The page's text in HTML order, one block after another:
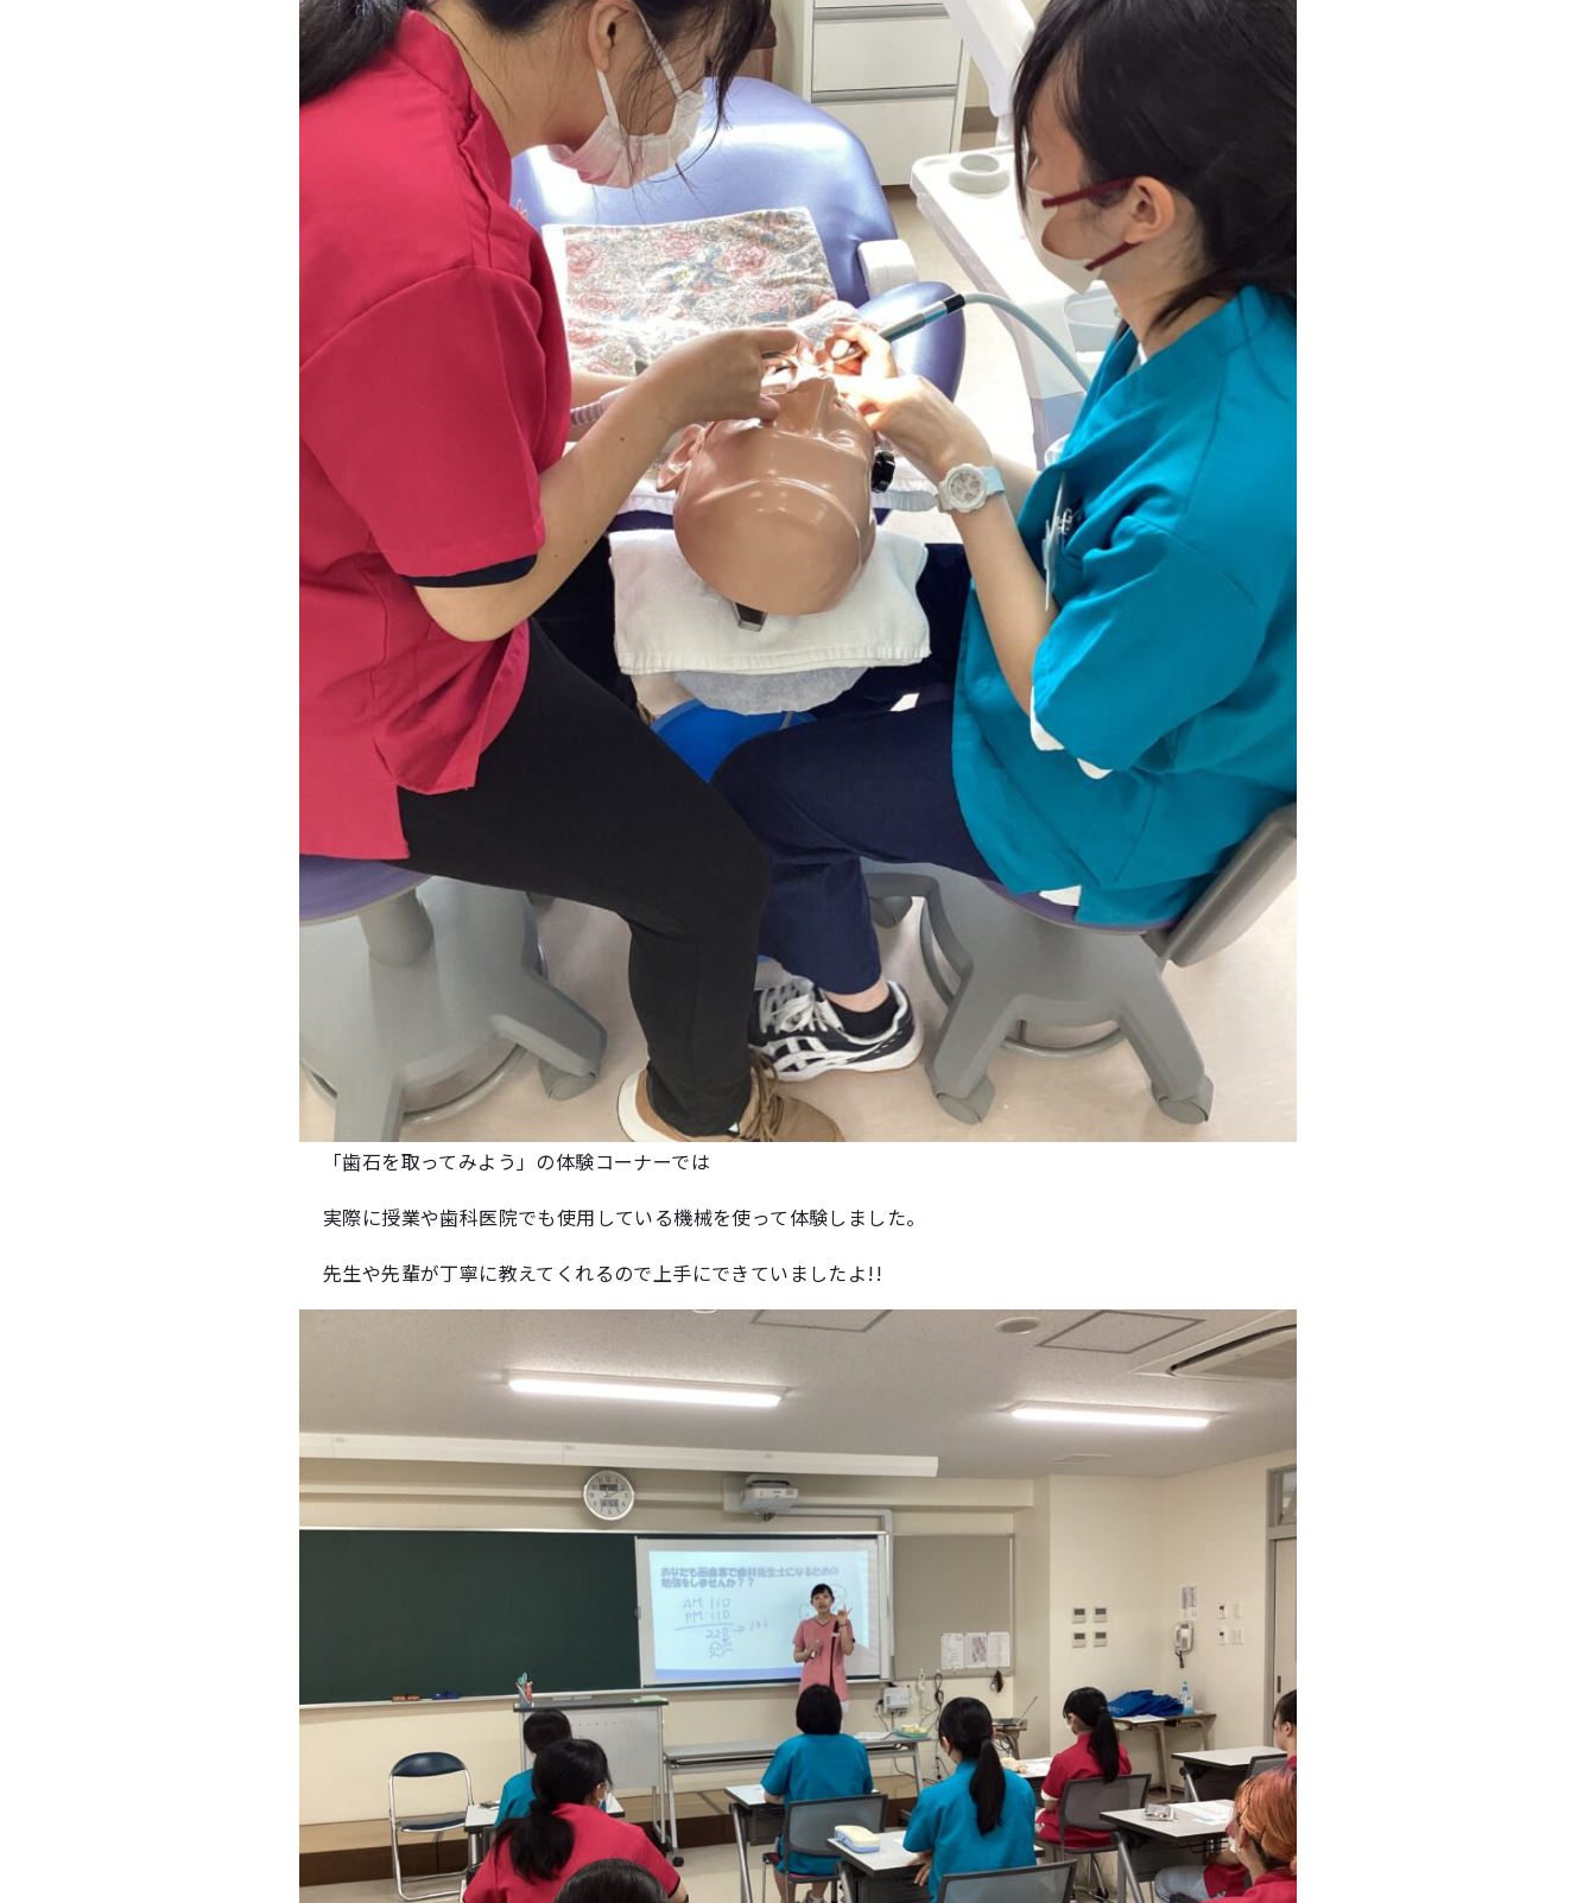
「歯石を取ってみよう」の体験コーナーでは
実際に授業や歯科医院でも使用している機械を使って体験しました。
先生や先輩が丁寧に教えてくれるので上手にできていましたよ!!